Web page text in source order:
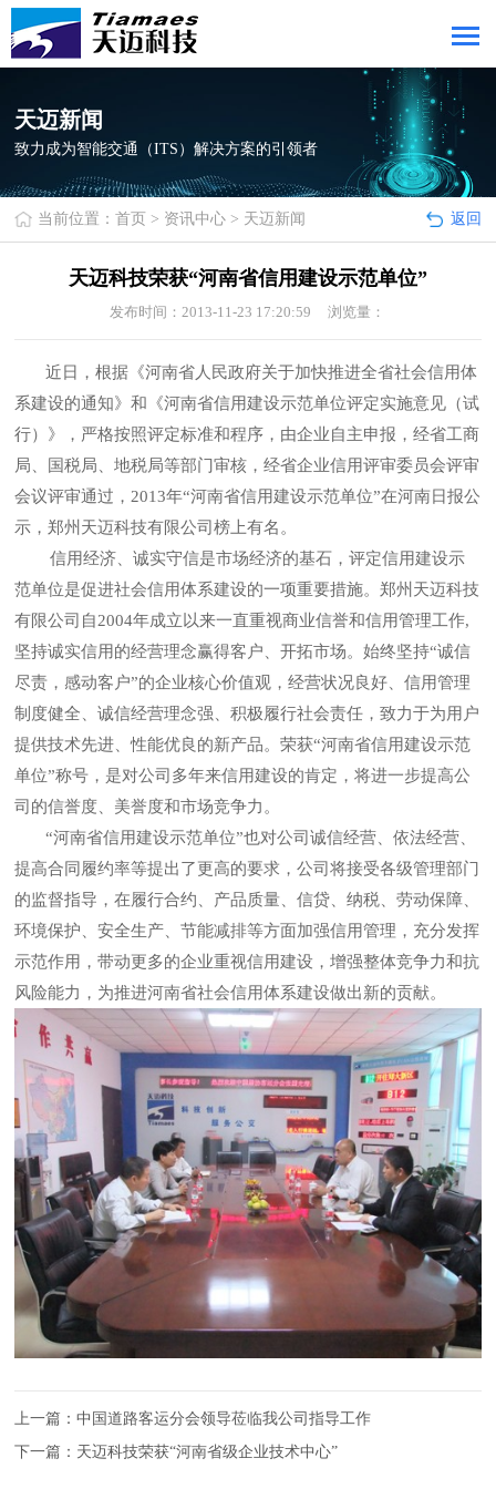
天迈新闻
致力成为智能交通（ITS）解决方案的引领者
返回
当前位置：首页 > 资讯中心 > 天迈新闻
天迈科技荣获“河南省信用建设示范单位”
发布时间：2013-11-23 17:20:59 浏览量：
近日，根据《河南省人民政府关于加快推进全省社会信用体
系建设的通知》和《河南省信用建设示范单位评定实施意见（试
行）》，严格按照评定标准和程序，由企业自主申报，经省工商
局、国税局、地税局等部门审核，经省企业信用评审委员会评审
会议评审通过，2013年“河南省信用建设示范单位”在河南日报公
示，郑州天迈科技有限公司榜上有名。
信用经济、诚实守信是市场经济的基石，评定信用建设示
范单位是促进社会信用体系建设的一项重要措施。郑州天迈科技
有限公司自2004年成立以来一直重视商业信誉和信用管理工作,
坚持诚实信用的经营理念赢得客户、开拓市场。始终坚持“诚信
尽责，感动客户”的企业核心价值观，经营状况良好、信用管理
制度健全、诚信经营理念强、积极履行社会责任，致力于为用户
提供技术先进、性能优良的新产品。荣获“河南省信用建设示范
单位”称号，是对公司多年来信用建设的肯定，将进一步提高公
司的信誉度、美誉度和市场竞争力。
“河南省信用建设示范单位”也对公司诚信经营、依法经营、
提高合同履约率等提出了更高的要求，公司将接受各级管理部门
的监督指导，在履行合约、产品质量、信贷、纳税、劳动保障、
环境保护、安全生产、节能减排等方面加强信用管理，充分发挥
示范作用，带动更多的企业重视信用建设，增强整体竞争力和抗
风险能力，为推进河南省社会信用体系建设做出新的贡献。
上一篇：中国道路客运分会领导莅临我公司指导工作
下一篇： 天迈科技荣获“河南省级企业技术中心”